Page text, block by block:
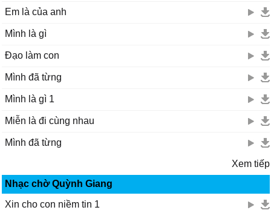
Em là của anh
Mình là gì
Đạo làm con
Mình đã từng
Mình là gì 1
Miễn là đi cùng nhau
Mình đã từng
Xem tiếp
Nhạc chờ Quỳnh Giang
Xin cho con niềm tin 1